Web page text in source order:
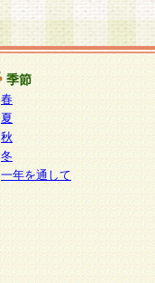
季節
春
夏
秋
冬
一年を通して